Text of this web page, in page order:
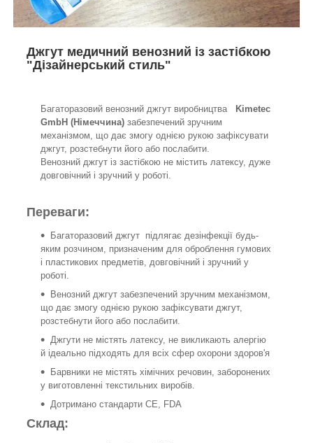
Джгут медичний венозний із застібкою
"Дізайнерський стиль"
Багаторазовий венозний джгут виробництва
Kimetec
GmbH (Німеччина) забезпечений зручним
механізмом, що дає змогу однією рукою зафіксувати
джгут, розстебнути його або послабити.
Венозний джгут із застібкою не містить латексу, дуже
довговічний і зручний у роботі.
Переваги:
Багаторазовий джгут підлягає дезінфекції будь-
яким розчином, призначеним для оброблення гумових
і пластикових предметів, довговічний і зручний у
роботі.
Венозний джгут забезпечений зручним механізмом,
що дає змогу однією рукою зафіксувати джгут,
розстебнути його або послабити.
Джгути не містять латексу, не викликають алергію
й ідеально підходять для всіх сфер охорони здоров'я
Барвники не містять хімічних речовин, заборонених
у виготовленні текстильних виробів.
Дотримано стандарти CE, FDA
Склад: